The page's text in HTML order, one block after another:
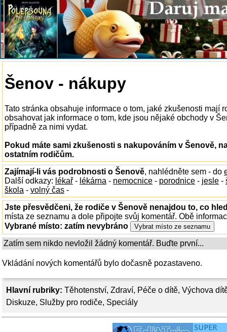
Hlavní rubriky: Těhotenství, Zdraví, Péče o dítě, Výchova
Diskuze, Služby pro rodiče, Speciály
Šenov - nákupy
Tato stránka obsahuje informace o tom, jaké zkušenosti mají
obsahovat jak informace o tom, kde jsou nějaké obchody v
případně za nimi vydat.
Pokud máte sami zkušenosti s nakupováním v Šenově,
ostatním rodičům.
Zajímají-li vás podrobnosti o Šenově, nahlédněte sem - do
Další odkazy: lékař - lékárna - nemocnice - porodnice - jesle -
škola - volný čas -
Jste přesvědčeni, že rodiče v Šenově nenajdou to, co
místa ze seznamu a dole připojte svůj komentář. Obě
Vybrané místo: zatím nevybráno
Zatím sem nikdo nevložil žádný komentář. Buďte první...
Vkládání nových komentářů bylo dočasně pozastaveno.